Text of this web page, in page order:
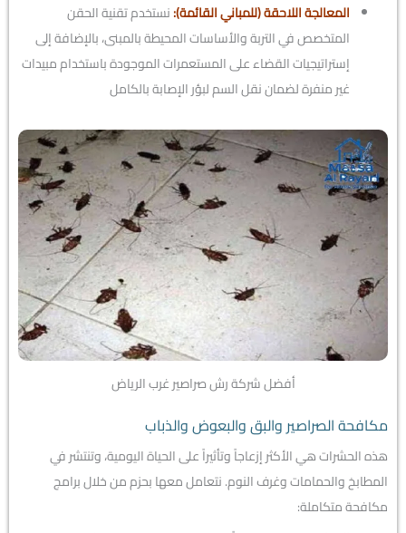
المعالجة اللاحقة (للمباني القائمة):نستخدم تقنية الحقن
المتخصص في التربة والأساسات المحيطة بالمبنى، بالإضافة إلى
إستراتيجيات القضاء على المستعمرات الموجودة باستخدام مبيدات
غير منفرة لضمان نقل السم لبؤر الإصابة بالكامل
أفضل شركة رش صراصير غرب الرياض
مكافحة الصراصير والبق والبعوض والذباب
هذه الحشرات هي الأكثر إزعاجاً وتأثيراً على الحياة اليومية، وتنتشر في
المطابخ والحمامات وغرف النوم. نتعامل معها بحزم من خلال برامج
مكافحة متكاملة: